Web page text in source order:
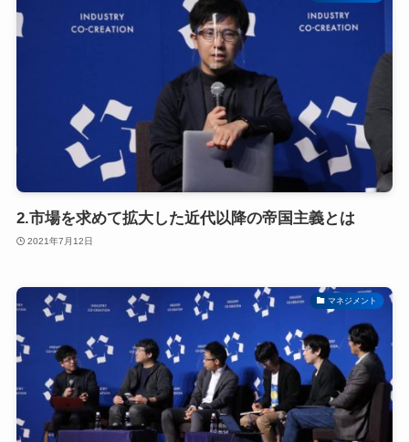
2.市場を求めて拡大した近代以降の帝国主義とは
2021年7月12日
マネジメント